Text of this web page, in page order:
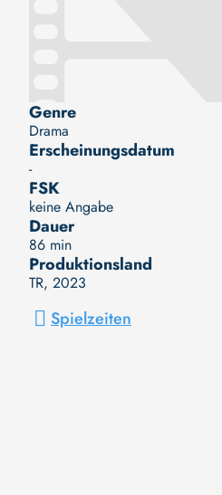
Genre
Drama
Erscheinungsdatum
-
FSK
keine Angabe
Dauer
86 min
Produktionsland
TR, 2023
Spielzeiten